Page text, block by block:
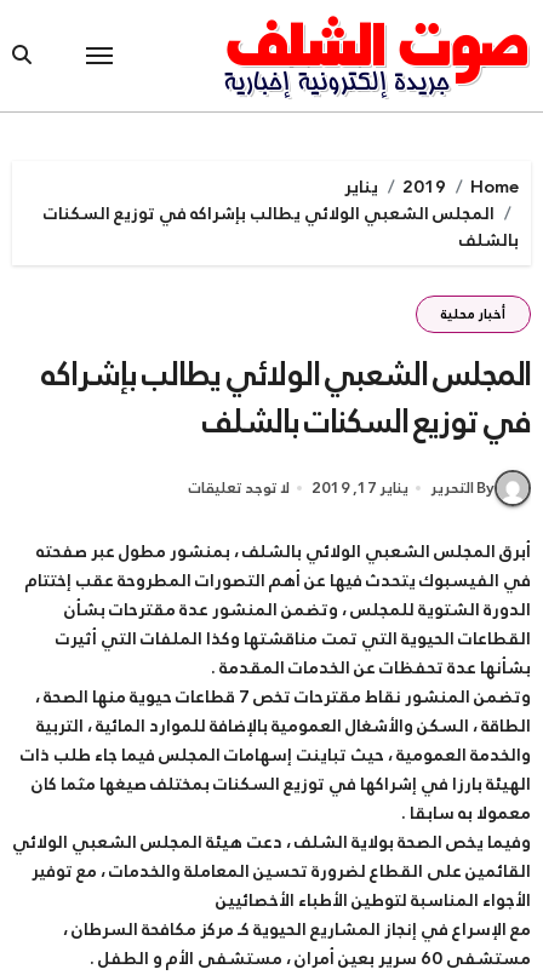
to
content
Home
2019
يناير
المجلس الشعبي الولائي يطالب بإشراكه في توزيع السكنات
بالشلف
أخبار محلية
المجلس الشعبي الولائي يطالب بإشراكه
في توزيع السكنات بالشلف
By التحرير يناير 17, 2019 لا توجد تعليقات
أبرق المجلس الشعبي الولائي بالشلف ، بمنشور مطول عبر صفحته
في الفيسبوك يتحدث فيها عن أهم التصورات المطروحة عقب إختتام
الدورة الشتوية للمجلس ، وتضمن المنشور عدة مقترحات بشأن
القطاعات الحيوية التي تمت مناقشتها وكذا الملفات التي أثيرت
بشأنها عدة تحفظات عن الخدمات المقدمة .
وتضمن المنشور نقاط مقترحات تخص 7 قطاعات حيوية منها الصحة ،
الطاقة ، السكن والأشغال العمومية بالإضافة للموارد المائية ، التربية
والخدمة العمومية ، حيث تباينت إسهامات المجلس فيما جاء طلب ذات
الهيئة بارزا في إشراكها في توزيع السكنات بمختلف صيغها مثما كان
معمولا به سابقا .
وفيما يخص الصحة بولاية الشلف ، دعت هيئة المجلس الشعبي الولائي
القائمين على القطاع لضرورة تحسين المعاملة والخدمات ، مع توفير
الأجواء المناسبة لتوطين الأطباء الأخصائيين
مع الإسراع في إنجاز المشاريع الحيوية كـ مركز مكافحة السرطان ،
مستشفى 60 سرير بعين أمران ، مستشفى الأم و الطفل .